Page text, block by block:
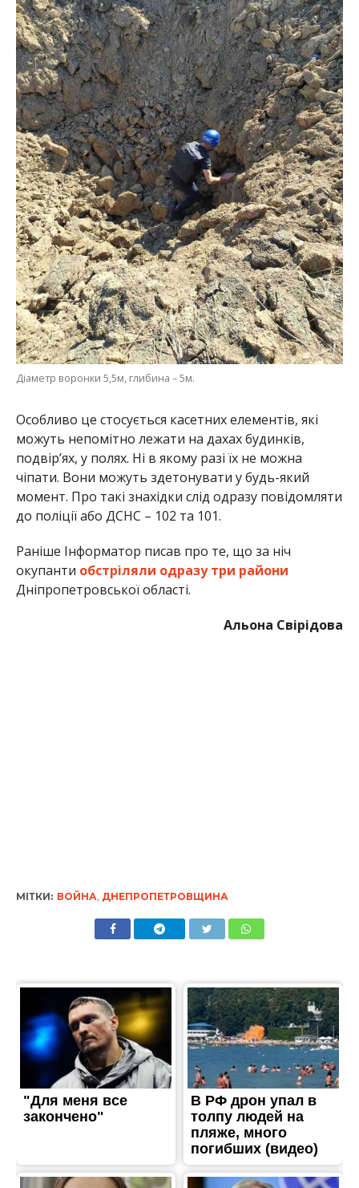
Діаметр воронки 5,5м, глибина – 5м.
Особливо це стосується касетних елементів, які
можуть непомітно лежати на дахах будинків,
подвір’ях, у полях. Ні в якому разі їх не можна
чіпати. Вони можуть здетонувати у будь-який
момент. Про такі знахідки слід одразу повідомляти
до поліції або ДСНС – 102 та 101.
Раніше Інформатор писав про те, що за ніч
окупанти обстріляли одразу три райони
Дніпропетровської області.
Альона Свірідова
МІТКИ: ВОЙНА, ДНЕПРОПЕТРОВЩИНА